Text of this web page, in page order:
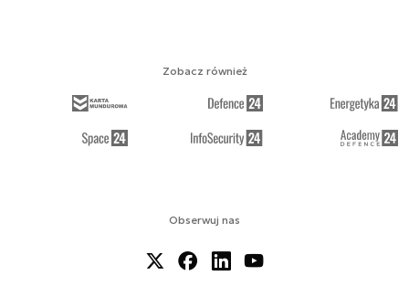
Obserwuj nas
Zobacz również